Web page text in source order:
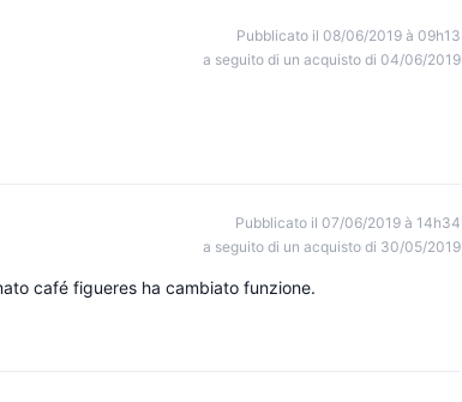
Pubblicato il 08/06/2019 à 09h13
a seguito di un acquisto di 04/06/2019
Pubblicato il 07/06/2019 à 14h34
a seguito di un acquisto di 30/05/2019
café figueres ha cambiato funzione.